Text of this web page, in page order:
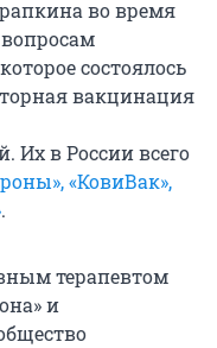
во время
состоялось
вакцинация
Их в России всего
«КовиВак»,
.
терапевтом
и